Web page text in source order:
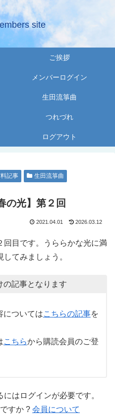
site
ご挨拶
メンバーログイン
生田流箏曲
つれづれ
ログアウト
記事 生田流箏曲
の光】第２回
2021.04.01 2026.03.12
回目です。うららかな光に満
てみましょう。
の記事となります
についてはこちらの記事を
こちらから購読会員のご登
はログインが必要です。
すか ? 会員について